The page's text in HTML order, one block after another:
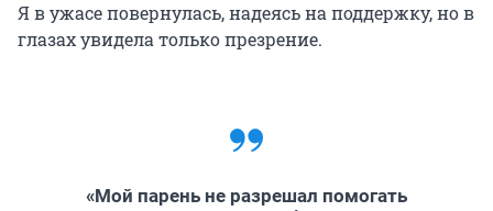
Я в ужасе повернулась, надеясь на поддержку, но в
глазах увидела только презрение.
«Мой парень не разрешал помогать